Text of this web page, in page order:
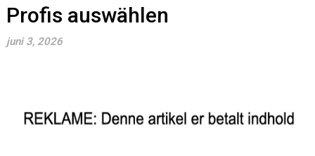
Profis auswählen
juni 3, 2026